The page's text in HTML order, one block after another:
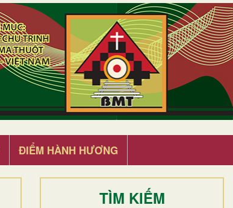
ĐIỂM HÀNH HƯƠNG
TÌM KIẾM